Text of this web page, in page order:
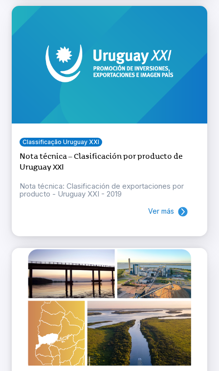
Classificação Uruguay XXI
Nota técnica – Clasificación por producto de
Uruguay XXI
Nota técnica: Clasificación de exportaciones por
producto - Uruguay XXI - 2019
Ver más